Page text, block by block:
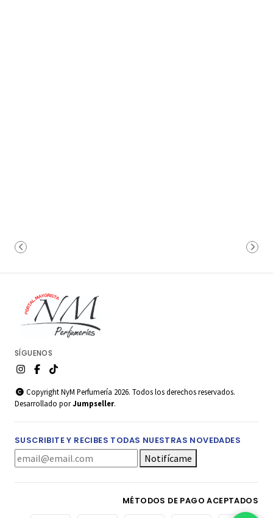
SÍGUENOS
Copyright NyM Perfumería 2026. Todos los derechos reservados.
Desarrollado porJumpseller.
SUSCRIBITE Y RECIBES TODAS NUESTRAS NOVEDADES
Notifícame
MÉTODOS DE PAGO ACEPTADOS